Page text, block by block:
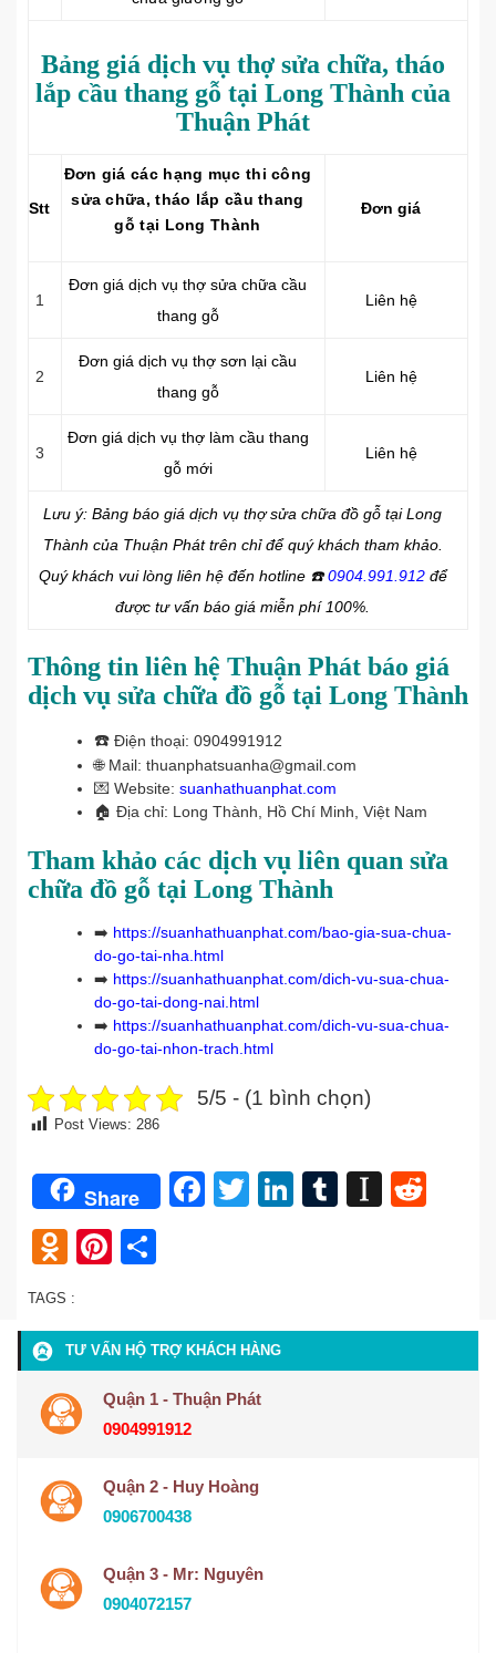
Bảng giá dịch vụ thợ sửa chữa, tháo
lắp cầu thang gỗ tại Long Thành của
Thuận Phát
Stt
Đơn giá các hạng mục thi công
sửa chữa, tháo lắp cầu thang
gỗ tại Long Thành
Đơn giá
1
Đơn giá dịch vụ thợ sửa chữa cầu
thang gỗ
Liên hệ
2
Đơn giá dịch vụ thợ sơn lại cầu
thang gỗ
Liên hệ
3
Đơn giá dịch vụ thợ làm cầu thang
gỗ mới
Liên hệ
Lưu ý: Bảng báo giá dịch vụ thợ sửa chữa đồ gỗ tại Long
Thành của Thuận Phát trên chỉ để quý khách tham khảo.
Quý khách vui lòng liên hệ đến hotline ☎️0904.991.912để
được tư vấn báo giá miễn phí 100%.
Thông tin liên hệ Thuận Phát báo giá
dịch vụ sửa chữa đồ gỗ tại Long Thành
☎️ Điện thoại: 0904991912
🌐 Mail: thuanphatsuanha@gmail.com
💌 Website: suanhathuanphat.com
🏠 Địa chỉ: Long Thành, Hồ Chí Minh, Việt Nam
Tham khảo các dịch vụ liên quan sửa
chữa đồ gỗ tại Long Thành
➡️ https://suanhathuanphat.com/bao-gia-sua-chua-
do-go-tai-nha.html
➡️ https://suanhathuanphat.com/dich-vu-sua-chua-
do-go-tai-dong-nai.html
➡️ https://suanhathuanphat.com/dich-vu-sua-chua-
do-go-tai-nhon-trach.html
5/5 - (1 bình chọn)
Post Views: 286
Share Facebook
TwitterLinkedIn
Tumblr
Odnoklassniki
Pinterest
TAGS :
TƯ VẤN HỘ TRỢ KHÁCH HÀNG
Quận 1 - Thuận Phát
0904991912
Quận 2 - Huy Hoàng
0906700438
Quận 3 - Mr: Nguyên
0904072157